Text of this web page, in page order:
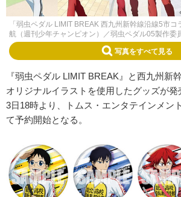
「弱虫ペダル LIMIT BREAK 西九州新幹線沿線5市
航（週刊少年チャンピオン）／弱虫ペダル05製作委
写真をすべて見る
『弱虫ペダル LIMIT BREAK』と西九州新
オリジナルイラストを使用したグッズが発
3日18時より、トムス・エンタテインメン
て予約開始となる。